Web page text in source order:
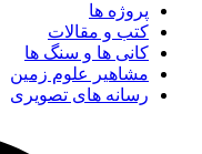
پروژه ها
کتب و مقالات
کانی ها و سنگ ها
مشاهیر علوم زمین
رسانه های تصویری